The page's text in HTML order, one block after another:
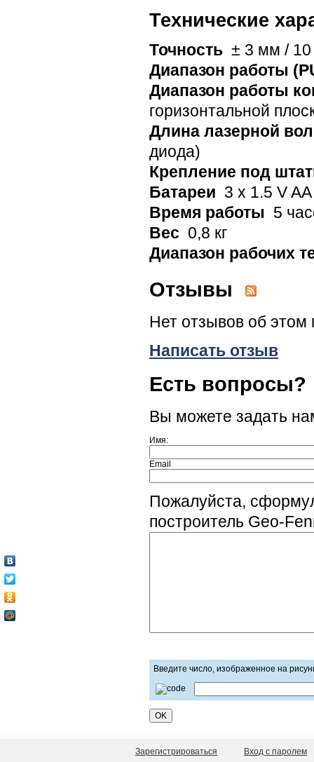
Технические
Точность ± 3 мм /
Диапазон работы
Диапазон работы
горизонтальной
Длина лазерной
диода)
Крепление под
Батареи 3 x 1.5 V AA
Время работы 5
Вес 0,8 кг
Диапазон рабочих
Отзывы
Нет отзывов об этом
Написать отзыв
Есть вопросы?
Вы можете задать
Имя:
Email
Пожалуйста,
построитель Geo-
Введите число, изображенное на
Зарегистрироваться Вход с паролем